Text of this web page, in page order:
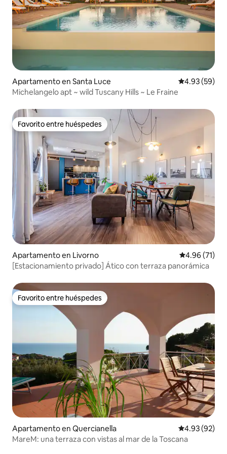
Apartamento en Santa Luce Calificación
4.93 (59)
Michelangelo apt ~ wild Tuscany Hills ~ Le Fraine
Favorito entre huéspedes
Favorito entre huéspedes
Apartamento en Livorno Calificación
4.96 (71)
[Estacionamiento privado] Ático con terraza panorámica
Favorito entre huéspedes
Favorito entre huéspedes
Apartamento en Quercianella Calificación
4.93 (92)
MareM: una terraza con vistas al mar de la Toscana